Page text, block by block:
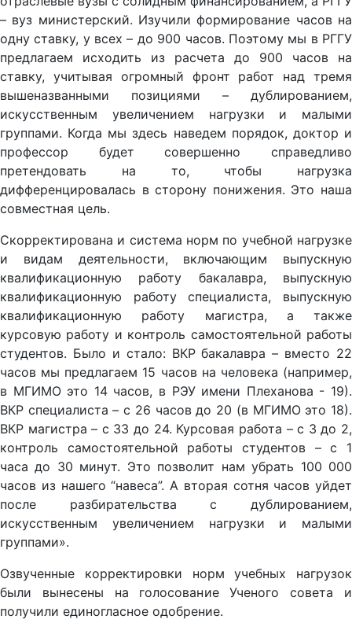
– вуз министерский. Изучили формирование часов на
одну ставку, у всех – до 900 часов. Поэтому мы в РГГУ
предлагаем исходить из расчета до 900 часов на
ставку, учитывая огромный фронт работ над тремя
вышеназванными позициями – дублированием,
искусственным увеличением нагрузки и малыми
группами. Когда мы здесь наведем порядок, доктор и
профессор будет совершенно справедливо
претендовать на то, чтобы нагрузка
дифференцировалась в сторону понижения. Это наша
совместная цель.
Скорректирована и система норм по учебной нагрузке
и видам деятельности, включающим выпускную
квалификационную работу бакалавра, выпускную
квалификационную работу специалиста, выпускную
квалификационную работу магистра, а также
курсовую работу и контроль самостоятельной работы
студентов. Было и стало: ВКР бакалавра – вместо 22
часов мы предлагаем 15 часов на человека (например,
в МГИМО это 14 часов, в РЭУ имени Плеханова - 19).
ВКР специалиста – с 26 часов до 20 (в МГИМО это 18).
ВКР магистра – с 33 до 24. Курсовая работа – с 3 до 2,
контроль самостоятельной работы студентов – с 1
часа до 30 минут. Это позволит нам убрать 100 000
часов из нашего “навеса”. А вторая сотня часов уйдет
после разбирательства с дублированием,
искусственным увеличением нагрузки и малыми
группами».
Озвученные корректировки норм учебных нагрузок
были вынесены на голосование Ученого совета и
получили единогласное одобрение.